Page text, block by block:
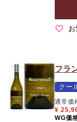
フラ
クー
通常価
¥
WG価